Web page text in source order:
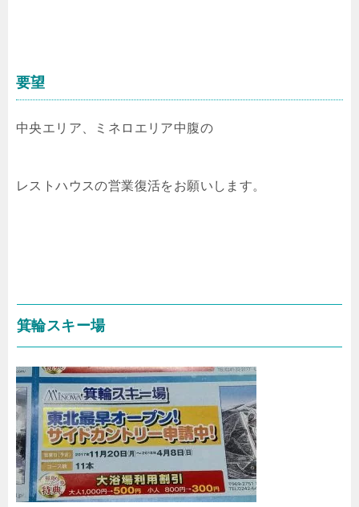
要望
中央エリア、ミネロエリア中腹の
レストハウスの営業復活をお願いします。
箕輪スキー場